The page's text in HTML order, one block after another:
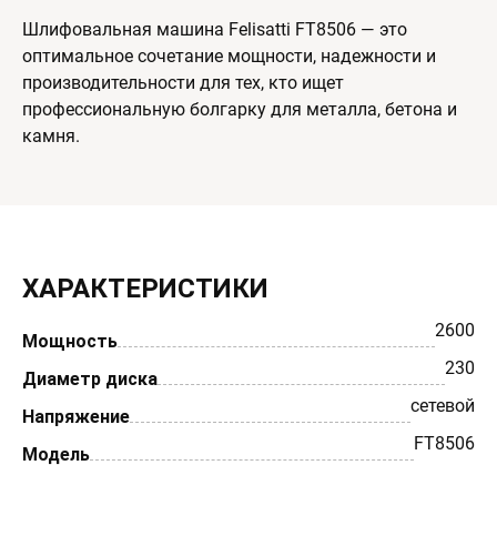
Шлифовальная машина Felisatti FT8506 — это
оптимальное сочетание мощности, надежности и
производительности для тех, кто ищет
профессиональную болгарку для металла, бетона и
камня.
ХАРАКТЕРИСТИКИ
Мощность
2600
Диаметр диска
230
Напряжение
сетевой
Модель
FT8506